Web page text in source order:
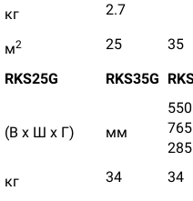
кг
2.7
м2 25 35
RKS25G RKS35G
(В х Ш х Г) мм
285
кг 34
34